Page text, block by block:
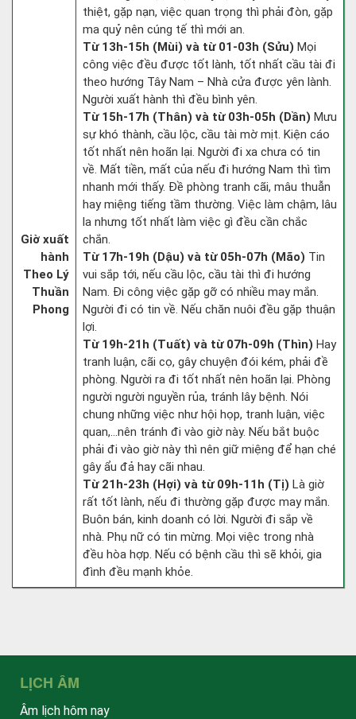
Giờ xuất
hành
Theo Lý
Thuần
Phong
thiệt, gặp nạn, việc quan trọng thì phải đòn, gặp
ma quỷ nên cúng tế thì mới an.
Từ 13h-15h (Mùi) và từ 01-03h (Sửu) Mọi
công việc đều được tốt lành, tốt nhất cầu tài đi
theo hướng Tây Nam – Nhà cửa được yên lành.
Người xuất hành thì đều bình yên.
Từ 15h-17h (Thân) và từ 03h-05h (Dần) Mưu
sự khó thành, cầu lộc, cầu tài mờ mịt. Kiện cáo
tốt nhất nên hoãn lại. Người đi xa chưa có tin
về. Mất tiền, mất của nếu đi hướng Nam thì tìm
nhanh mới thấy. Đề phòng tranh cãi, mâu thuẫn
hay miệng tiếng tầm thường. Việc làm chậm, lâu
la nhưng tốt nhất làm việc gì đều cần chắc
chắn.
Từ 17h-19h (Dậu) và từ 05h-07h (Mão) Tin
vui sắp tới, nếu cầu lộc, cầu tài thì đi hướng
Nam. Đi công việc gặp gỡ có nhiều may mắn.
Người đi có tin về. Nếu chăn nuôi đều gặp thuận
lợi.
Từ 19h-21h (Tuất) và từ 07h-09h (Thìn) Hay
tranh luận, cãi cọ, gây chuyện đói kém, phải đề
phòng. Người ra đi tốt nhất nên hoãn lại. Phòng
người người nguyền rủa, tránh lây bệnh. Nói
chung những việc như hội họp, tranh luận, việc
quan,…nên tránh đi vào giờ này. Nếu bắt buộc
phải đi vào giờ này thì nên giữ miệng để hạn ché
gây ẩu đả hay cãi nhau.
Từ 21h-23h (Hợi) và từ 09h-11h (Tị) Là giờ
rất tốt lành, nếu đi thường gặp được may mắn.
Buôn bán, kinh doanh có lời. Người đi sắp về
nhà. Phụ nữ có tin mừng. Mọi việc trong nhà
đều hòa hợp. Nếu có bệnh cầu thì sẽ khỏi, gia
đình đều mạnh khỏe.
LỊCH ÂM
Âm lịch hôm nay